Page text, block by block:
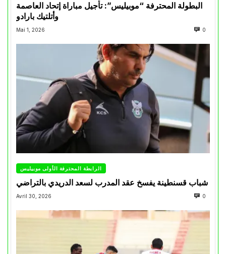
البطولة المحترفة “موبيليس”: تأجيل مباراة إتحاد العاصمة
وأتلتيك بارادو
Mai 1, 2026 0
الرابطة المحترفة الأولى موبيليس
شباب قسنطينة يفسخ عقد المدرب لسعد الدريدي بالتراضي
Avril 30, 2026 0